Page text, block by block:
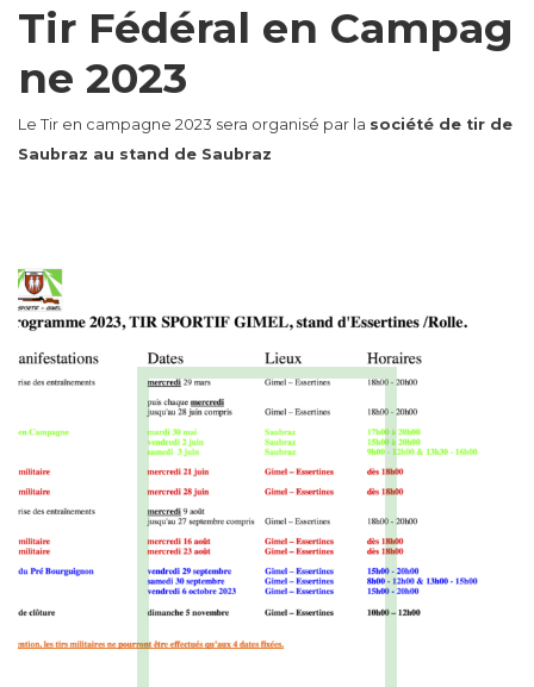
Tir Fédéral en Campag
ne 2023
Le Tir en campagne 2023 sera organisé par la société de tir de
Saubraz au stand de Saubraz